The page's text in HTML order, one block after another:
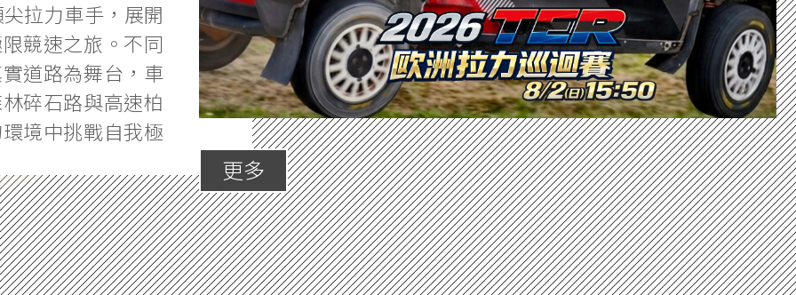
拉力車手，展開
競速之旅。不同
道路為舞台，車
碎石路與高速柏
境中挑戰自我極
更多